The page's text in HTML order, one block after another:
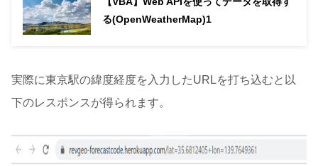
る(OpenWeatherMap)1
実際に東京駅の緯度経度を入力したURLを打ち込むと以
下のレスポンスが得られます。